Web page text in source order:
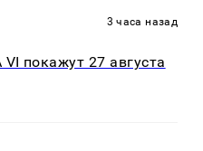
3 часа назад
покажут 27 августа